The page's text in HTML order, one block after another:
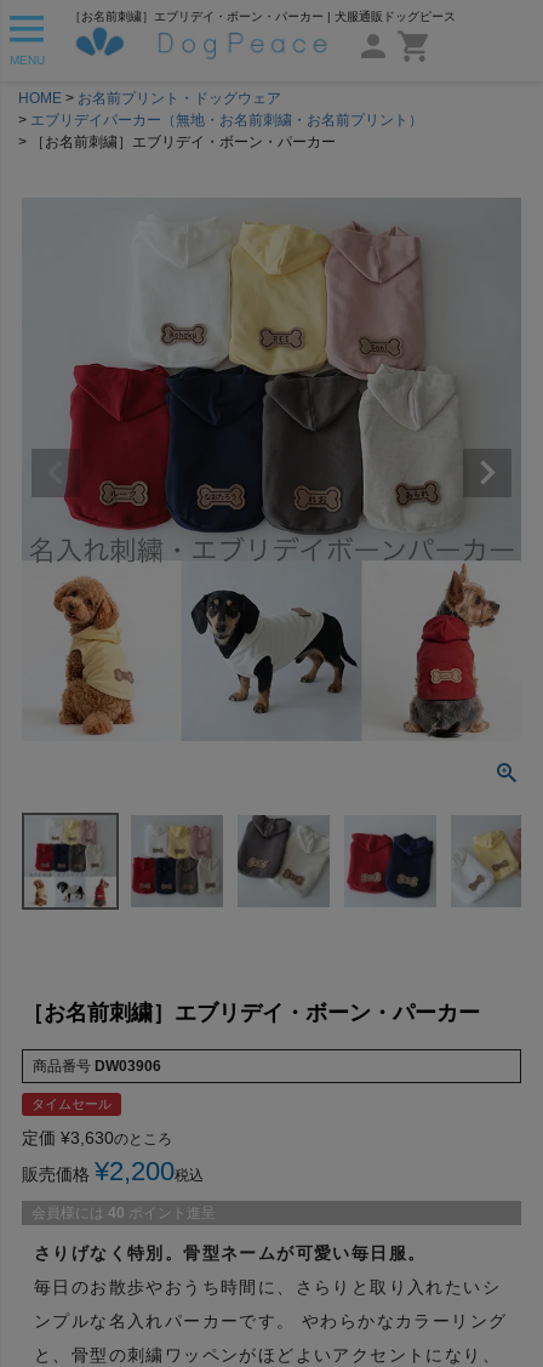
MENU
［お名前刺繍］エブリデイ・ボーン・パーカー | 犬服通販ドッグピース
HOME
お名前プリント・ドッグウェア
エブリデイパーカー（無地・お名前刺繍・お名前プリント）
［お名前刺繍］エブリデイ・ボーン・パーカー
［お名前刺繍］エブリデイ・ボーン・パーカー
商品番号 DW03906
タイムセール
定価 ¥3,630のところ
販売価格 ¥2,200税込
会員様には 40 ポイント進呈
さりげなく特別。骨型ネームが可愛い毎日服。
毎日のお散歩やおうち時間に、さらりと取り入れたいシ
ンプルな名入れパーカーです。 やわらかなカラーリング
と、骨型の刺繍ワッペンがほどよいアクセントになり、